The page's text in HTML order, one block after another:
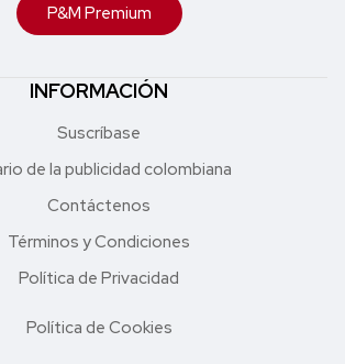
P&M Premium
INFORMACIÓN
Suscríbase
de la publicidad colombiana
Contáctenos
Términos y Condiciones
Política de Privacidad
Política de Cookies